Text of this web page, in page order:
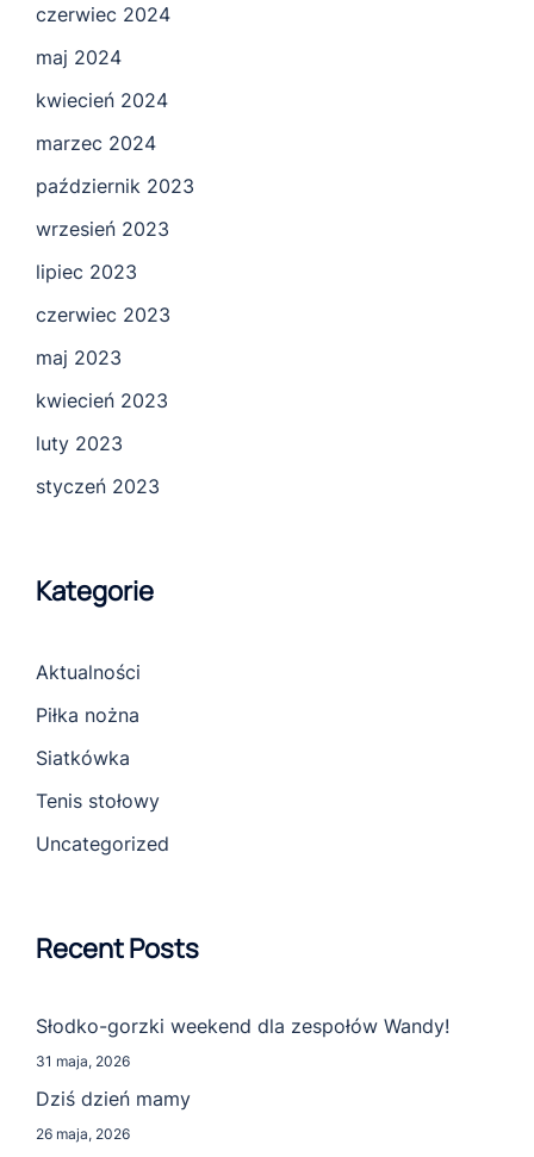
czerwiec 2024
maj 2024
kwiecień 2024
marzec 2024
październik 2023
wrzesień 2023
lipiec 2023
czerwiec 2023
maj 2023
kwiecień 2023
luty 2023
styczeń 2023
Kategorie
Aktualności
Piłka nożna
Siatkówka
Tenis stołowy
Uncategorized
Recent Posts
Słodko-gorzki weekend dla zespołów Wandy!
31 maja, 2026
Dziś dzień mamy
26 maja, 2026